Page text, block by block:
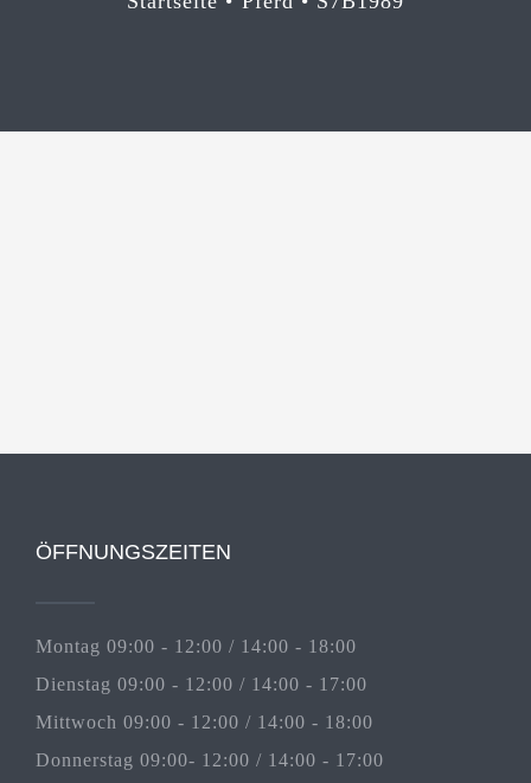
ÖFFNUNGSZEITEN
Montag 09:00 - 12:00 / 14:00 - 18:00
Dienstag 09:00 - 12:00 / 14:00 - 17:00
Mittwoch 09:00 - 12:00 / 14:00 - 18:00
Donnerstag 09:00- 12:00 / 14:00 - 17:00